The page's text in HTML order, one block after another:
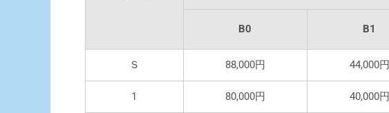
B0 B1
Ｓ 88,000円 44,000円
1 80,000円 40,000円